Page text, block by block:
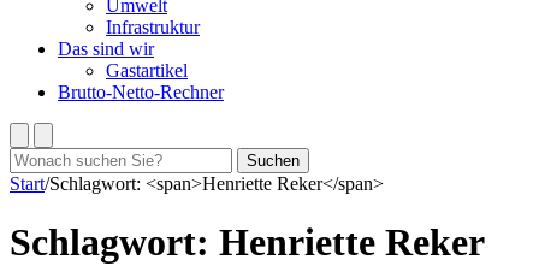
Umwelt
Infrastruktur
Das sind wir
Gastartikel
Brutto-Netto-Rechner
Suchen
nach:
Suchen
Start/Schlagwort: <span>Henriette Reker</span>
Schlagwort: Henriette Reker